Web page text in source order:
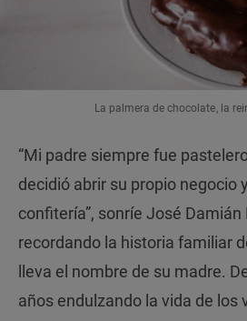
La palmera de chocolate, la
“Mi padre siempre fue
decidió abrir su propio negocio
confitería”, sonríe José Damián
recordando la historia familiar
lleva el nombre de su madre.
años endulzando la vida de los